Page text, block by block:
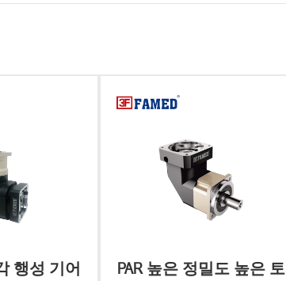
행성 기어
PAR 높은 정밀도 높은 토